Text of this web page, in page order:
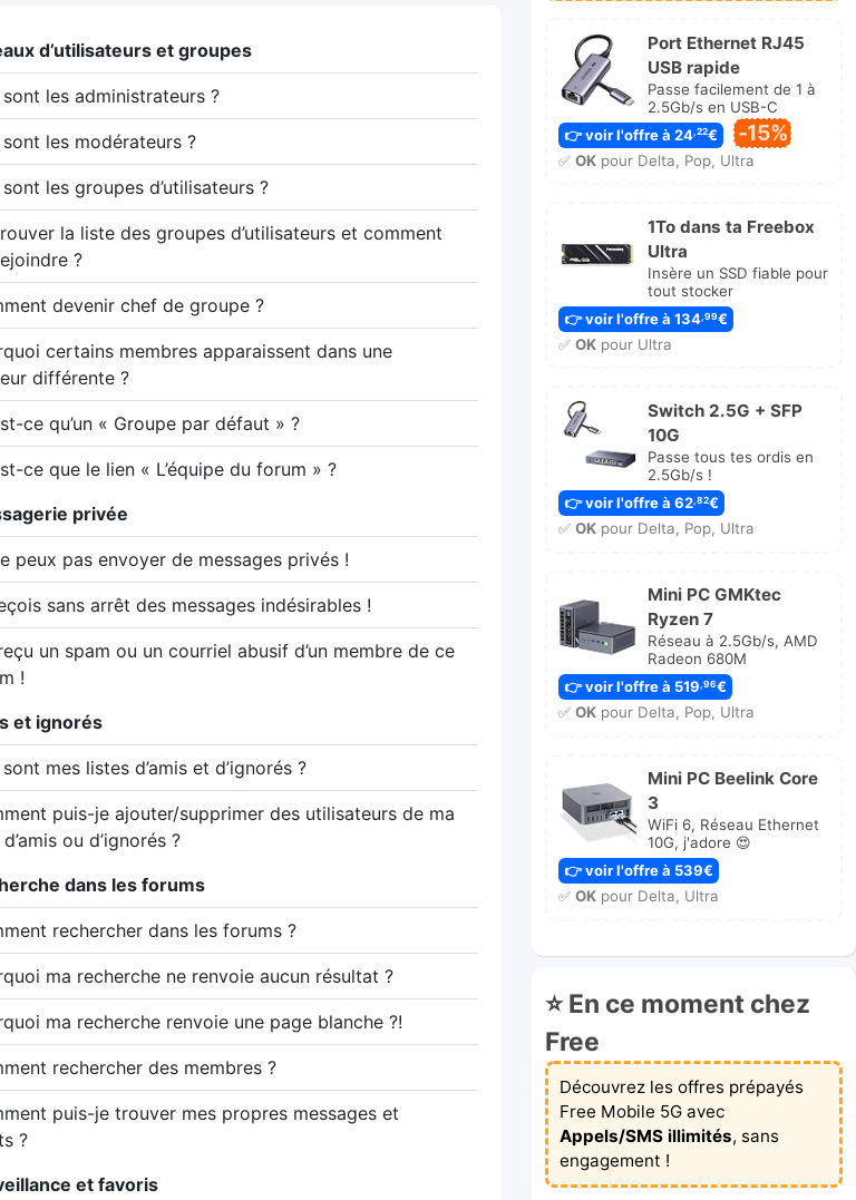
d’utilisateurs et groupes
sont les administrateurs ?
sont les modérateurs ?
sont les groupes d’utilisateurs ?
la liste des groupes d’utilisateurs et comment
?
devenir chef de groupe ?
certains membres apparaissent dans une
différente ?
ce qu’un « Groupe par défaut » ?
ce que le lien « L’équipe du forum » ?
privée
peux pas envoyer de messages privés !
sans arrêt des messages indésirables !
un spam ou un courriel abusif d’un membre de ce
!
et ignorés
sont mes listes d’amis et d’ignorés ?
puis-je ajouter/supprimer des utilisateurs de ma
ou d’ignorés ?
dans les forums
rechercher dans les forums ?
ma recherche ne renvoie aucun résultat ?
ma recherche renvoie une page blanche ?!
rechercher des membres ?
puis-je trouver mes propres messages et
?
et favoris
Port Ethernet RJ45
USB rapide
Passe facilement de 1 à
2.5Gb/s en USB-C
👉 voir l'offre à 24,22€ -15%
✅ OKpour Delta, Pop, Ultra
1To dans ta Freebox
Ultra
Insère un SSD fiable pour
tout stocker
👉 voir l'offre à 134 ,99€
✅ OKpour Ultra
Switch 2.5G + SFP
10G
Passe tous tes ordis en
2.5Gb/s !
👉 voir l'offre à 62,82€
✅ OKpour Delta, Pop, Ultra
Mini PC GMKtec
Ryzen 7
Réseau à 2.5Gb/s, AMD
Radeon 680M
👉 voir l'offre à 519,96€
✅ OKpour Delta, Pop, Ultra
Mini PC Beelink Core
3
WiFi 6, Réseau Ethernet
10G, j'adore 😍
👉 voir l'offre à 539€
✅ OKpour Delta, Ultra
⭐ En ce moment chez
Free
Découvrez les offres prépayés
Free Mobile 5G avec
Appels/SMS illimités, sans
engagement !